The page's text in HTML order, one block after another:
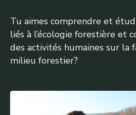
Tu aimes comprendre et
liés à l’écologie forestière et
des activités humaines sur la
milieu forestier?